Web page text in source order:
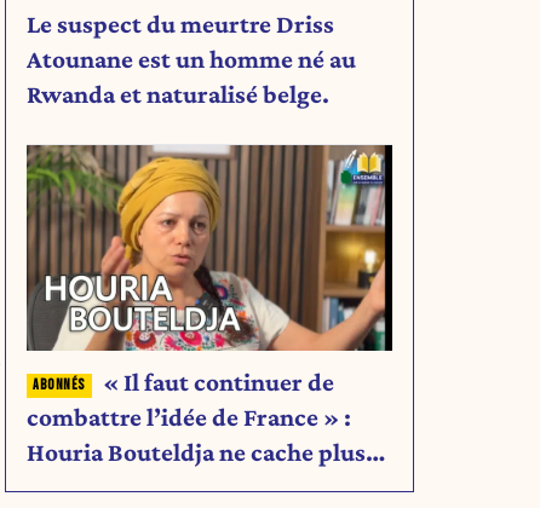
Le suspect du meurtre Driss
Atounane est un homme né au
Rwanda et naturalisé belge.
« Il faut continuer de
combattre l’idée de France » :
Houria Bouteldja ne cache plus
rien de son projet